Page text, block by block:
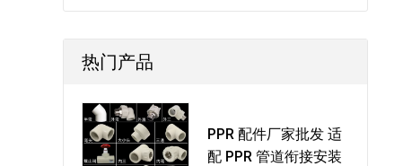
热门产品
PPR 配件厂家批发 适
配 PPR 管道衔接安装